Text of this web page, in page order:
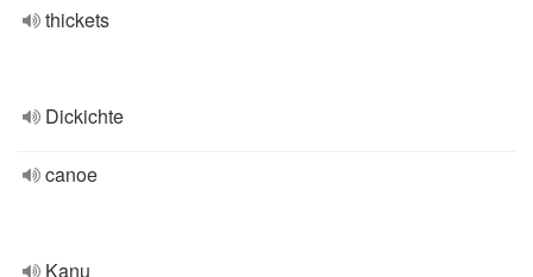
thickets
Dickichte
canoe
Kanu